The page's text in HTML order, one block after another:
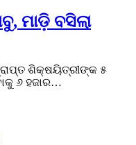
ମାଡ଼ି ବସିଲା
ଶିକ୍ଷୟିତ୍ରୀଙ୍କ ୫
୬ ହଜାର…